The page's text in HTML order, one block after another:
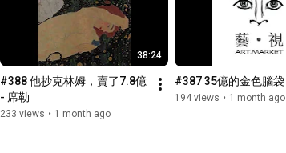
38:24
#388 他抄克林姆，賣了7.8億
- 席勒
233 views • 1 month ago
#387 35億的金色腦袋
194 views • 1 month ago